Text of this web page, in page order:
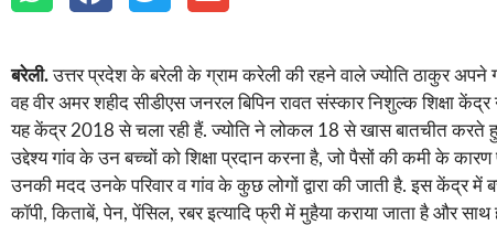
बरेली.उत्तर प्रदेश के बरेली के ग्राम करेली की रहने वाले ज्योति ठाकुर अपने
वह वीर अमर शहीद सीडीएस जनरल बिपिन रावत संस्कार निशुल्क शिक्षा केंद्र
यह केंद्र 2018 से चला रही हैं. ज्योति ने लोकल 18 से खास बातचीत करते
उद्देश्य गांव के उन बच्चों को शिक्षा प्रदान करना है, जो पैसों की कमी के
उनकी मदद उनके परिवार व गांव के कुछ लोगों द्वारा की जाती है. इस केंद्र
कॉपी, किताबें, पेन, पेंसिल, रबर इत्यादि फ्री में मुहैया कराया जाता है और